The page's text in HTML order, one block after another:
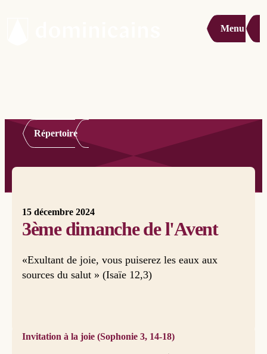
Menu
Répertoire
15 décembre 2024
3ème dimanche de l'Avent
«Exultant de joie, vous puiserez les eaux aux
sources du salut » (Isaïe 12,3)
Invitation à la joie (Sophonie 3, 14-18)